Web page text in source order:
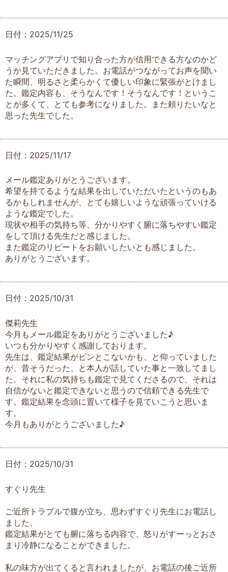
日付：2025/11/25
マッチングアプリで知り合った方が信用できる方なのかど
うか見ていただきました。お電話がつながってお声を聞い
た瞬間、明るさと柔らかくて優しい印象に緊張がとけまし
た。鑑定内容も、そうなんです！そうなんです！というこ
とが多くて、とても参考になりました。また頼りたいなと
思った先生でした。
日付：2025/11/17
メール鑑定ありがとうございます。
希望を持てるような結果を出していただいたというのもあ
るかもしれませんが、とても嬉しいような頑張っていける
ような鑑定でした。
現状や相手の気持ち等、分かりやすく腑に落ちやすい鑑定
をして頂ける先生だと感じました。
また鑑定のリピートをお願いしたいとも感じました。
ありがとうございます。
日付：2025/10/31
傑莉先生
今月もメール鑑定をありがとうございました♪
いつも分かりやすく感謝しております。
先生は、鑑定結果がピンとこないかも、と仰っていました
が、昔そうだった、と本人が話していた事と一致してまし
た。それに私の気持ちも鑑定で見てくださるので、それは
自信がないと鑑定できないと思うので信頼できる先生で
す。鑑定結果を念頭に置いて様子を見ていこうと思いま
す。
今月もありがとうございました♪
日付：2025/10/31
すぐり先生
ご近所トラブルで腹が立ち、思わずすぐり先生にお電話し
ました。
鑑定結果がとても腑に落ちる内容で、怒りがすーっとおさ
まり冷静になることができました。
私の味方が出てくると言われましたが、お電話の後ご近所